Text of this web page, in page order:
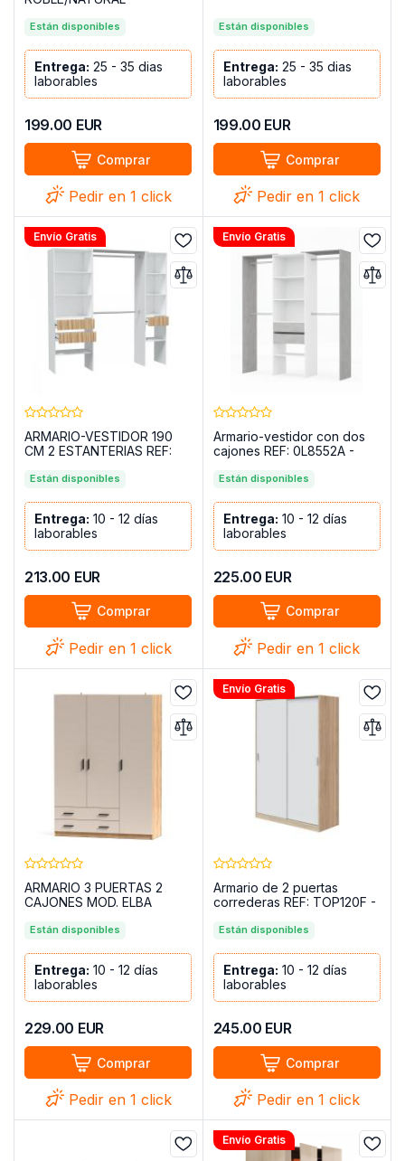
Están disponibles
Entrega: 25 - 35 dias
laborables
199.00 EUR
Comprar
Pedir en 1 click
Están disponibles
Entrega: 25 - 35 dias
laborables
199.00 EUR
Comprar
Pedir en 1 click
Envío Gratis
ARMARIO-VESTIDOR 190
CM 2 ESTANTERIAS REF:
ARTIK/NATURAL
Están disponibles
Entrega: 10 - 12 días
laborables
213.00 EUR
Comprar
Pedir en 1 click
Envío Gratis
Armario-vestidor con dos
cajones REF: 0L8552A -
Están disponibles
Entrega: 10 - 12 días
laborables
225.00 EUR
Comprar
Pedir en 1 click
ARMARIO 3 PUERTAS 2
CAJONES MOD. ELBA
Están disponibles
Entrega: 10 - 12 días
laborables
229.00 EUR
Comprar
Pedir en 1 click
Envío Gratis
Armario de 2 puertas
correderas REF: TOP120F -
Están disponibles
Entrega: 10 - 12 días
laborables
245.00 EUR
Comprar
Pedir en 1 click
Envío Gratis